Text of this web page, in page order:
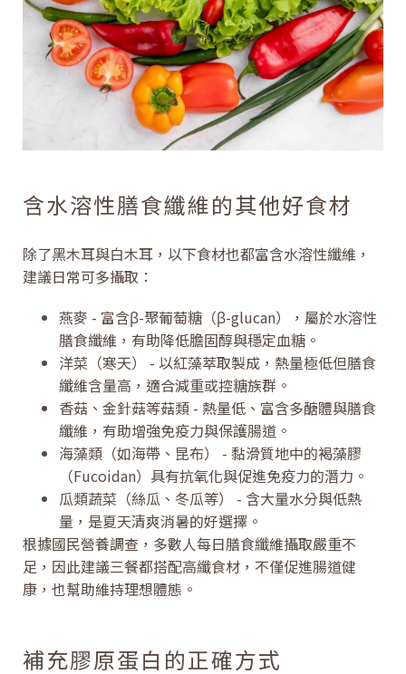
含水溶性膳食纖維的其他好食材
除了黑木耳與白木耳，以下食材也都富含水溶性纖維，
建議日常可多攝取：
燕麥 - 富含β-聚葡萄糖（β-glucan），屬於水溶性
膳食纖維，有助降低膽固醇與穩定血糖。
洋菜（寒天） - 以紅藻萃取製成，熱量極低但膳食
纖維含量高，適合減重或控糖族群。
香菇、金針菇等菇類 - 熱量低、富含多醣體與膳食
纖維，有助增強免疫力與保護腸道。
海藻類（如海帶、昆布） - 黏滑質地中的褐藻膠
（Fucoidan）具有抗氧化與促進免疫力的潛力。
瓜類蔬菜（絲瓜、冬瓜等） - 含大量水分與低熱
量，是夏天清爽消暑的好選擇。
根據國民營養調查，多數人每日膳食纖維攝取嚴重不
足，因此建議三餐都搭配高纖食材，不僅促進腸道健
康，也幫助維持理想體態。
補充膠原蛋白的正確方式